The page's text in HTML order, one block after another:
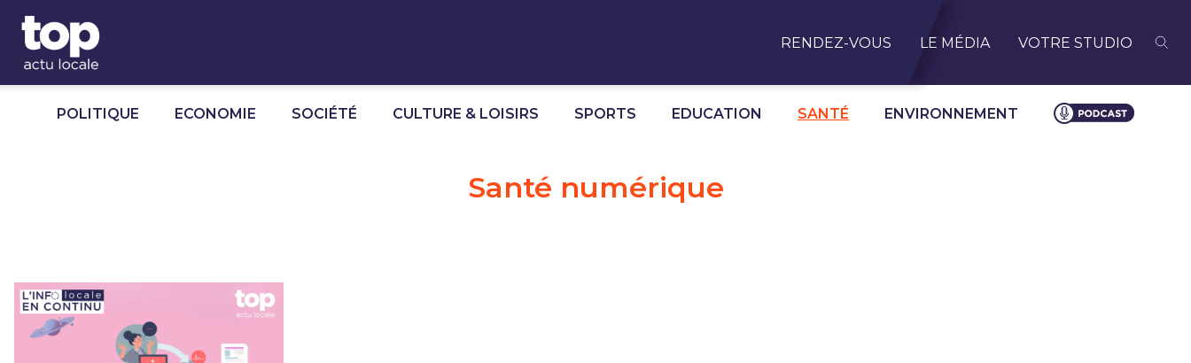
RENDEZ-VOUS LE MÉDIA VOTRE STUDIO
POLITIQUE ECONOMIE SOCIÉTÉ CULTURE & LOISIRS SPORTS EDUCATION SANTÉ ENVIRONNEMENT
Santé numérique